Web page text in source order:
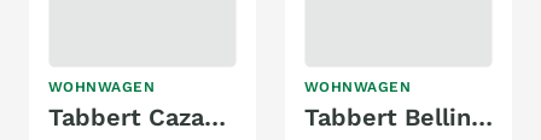
WOHNWAGEN
Tabbert Cazadora 490 TD 2,3
WOHNWAGEN
Tabbert Bellini 620 SD/F